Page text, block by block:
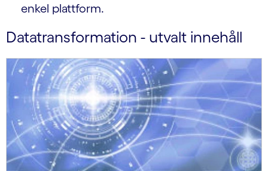
enkel plattform.
Datatransformation - utvalt innehåll